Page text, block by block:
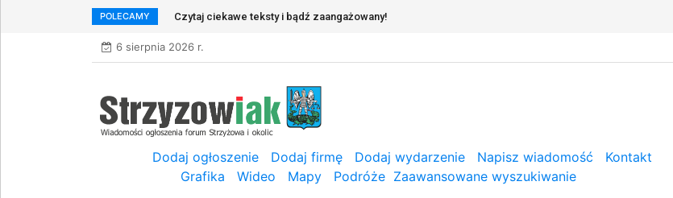
POLECAMY Czytaj ciekawe teksty i bądź zaangażowany!
6 sierpnia 2026 r.
Dodaj ogłoszenie Dodaj firmę Dodaj wydarzenie Napisz wiadomość
Kontakt
Grafika
Wideo Mapy Podróże Zaawansowane wyszukiwanie